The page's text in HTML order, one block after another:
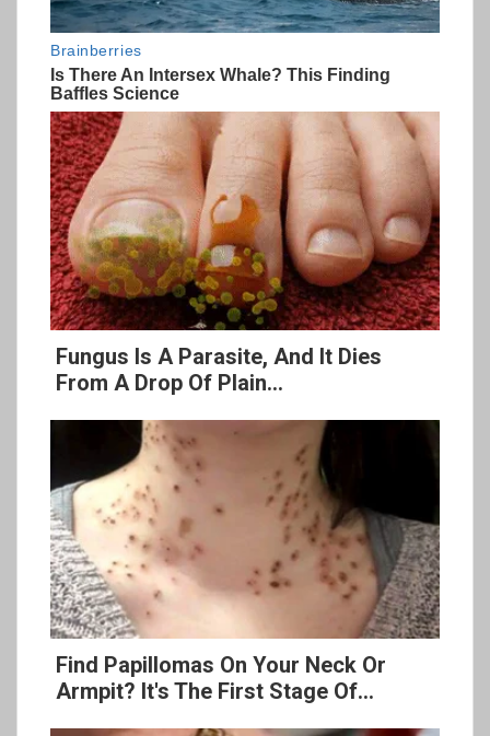
Fungus Is A Parasite, And It Dies
From A Drop Of Plain...
Find Papillomas On Your Neck Or
Armpit? It's The First Stage Of...